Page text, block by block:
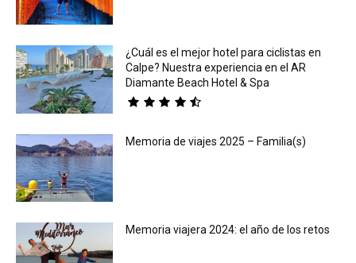
¿Cuál es el mejor hotel para ciclistas en
Calpe? Nuestra experiencia en el AR
Diamante Beach Hotel & Spa
Memoria de viajes 2025 – Familia(s)
Memoria viajera 2024: el año de los retos